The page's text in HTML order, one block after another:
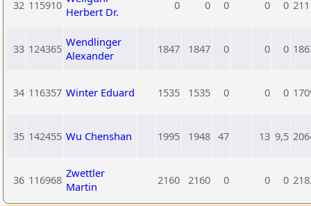
32 115910 Herbert Dr.
0 0 0 0 0
33 124365 Wendlinger
Alexander
1847 1847 0 0 0
34 116357 Winter Eduard 1535 1535 0 0 0
35 142455 Wu Chenshan 1995 1948 47 13 9,5
36 116968 Zwettler
Martin
2160 2160 0 0 0